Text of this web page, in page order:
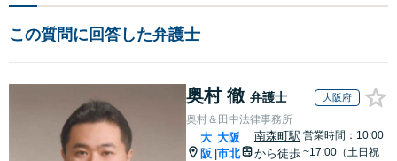
この質問に回答した弁護士
奥村 徹 弁護士 大阪府
奥村＆田中法律事務所
大
阪
大阪
市北
南森町駅
から徒歩
営業時間：10:00
~17:00（土日祝